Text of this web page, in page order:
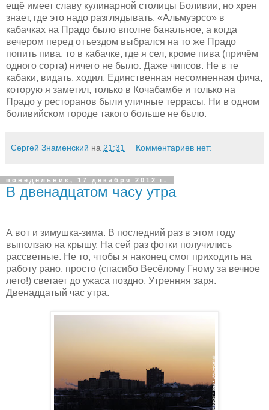
ещё имеет славу кулинарной столицы Боливии, но хрен
знает, где это надо разглядывать. «Альмуэрсо» в
кабачках на Прадо было вполне банальное, а когда
вечером перед отъездом выбрался на то же Прадо
попить пива, то в кабачке, где я сел, кроме пива (причём
одного сорта) ничего не было. Даже чипсов. Не в те
кабаки, видать, ходил. Единственная несомненная фича,
которую я заметил, только в Кочабамбе и только на
Прадо у ресторанов были уличные террасы. Ни в одном
боливийском городе такого больше не было.
Сергей Знаменский на 21:31 Комментариев нет:
понедельник, 17 декабря 2012 г.
В двенадцатом часу утра
А вот и зимушка-зима. В последний раз в этом году
выползаю на крышу. На сей раз фотки получились
рассветные. Не то, чтобы я наконец смог приходить на
работу рано, просто (спасибо Весёлому Гному за вечное
лето!) светает до ужаса поздно. Утренняя заря.
Двенадцатый час утра.